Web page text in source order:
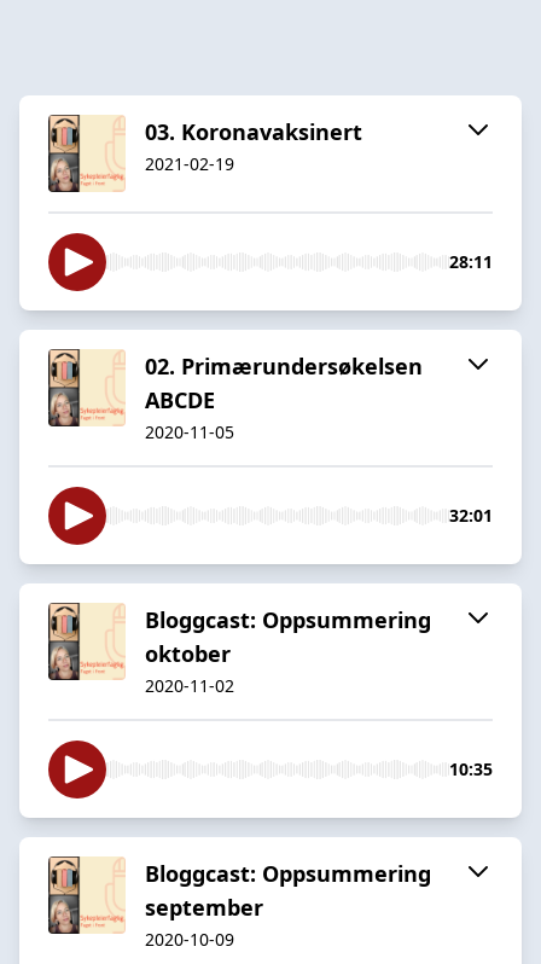
03. Koronavaksinert
2021-02-19
28:11
02. Primærundersøkelsen
ABCDE
2020-11-05
32:01
Bloggcast: Oppsummering
oktober
2020-11-02
10:35
Bloggcast: Oppsummering
september
2020-10-09